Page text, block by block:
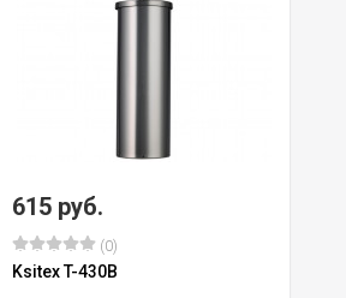
615 руб.
(0)
Ksitex T-430B